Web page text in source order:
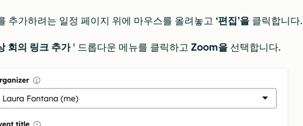
추가하려는 일정 페이지 위에 마우스를 올려놓고 ‘편집’을 클릭합니다.
회의 링크 추가' 드롭다운 메뉴를 클릭하고 Zoom을 선택합니다.